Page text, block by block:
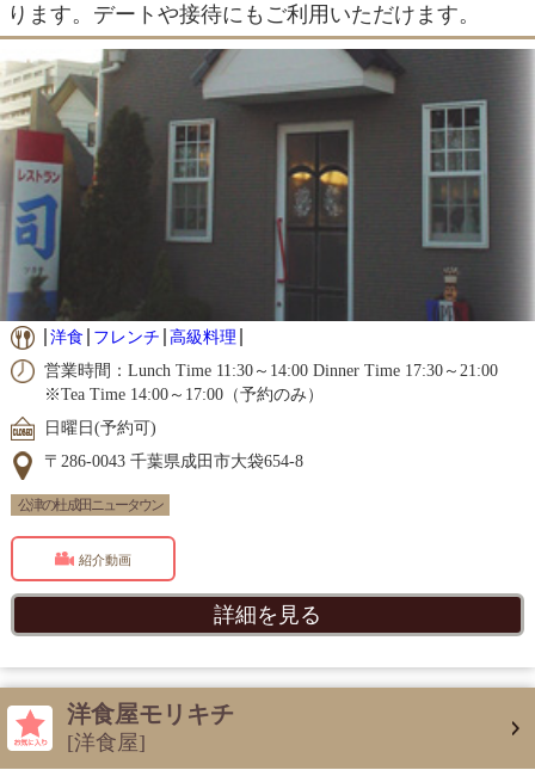
ります。デートや接待にもご利用いただけます。
洋食 フレンチ 高級料理
営業時間：Lunch Time 11:30～14:00 Dinner Time 17:30～21:00
※Tea Time 14:00～17:00（予約のみ）
日曜日(予約可)
〒286-0043 千葉県成田市大袋654-8
公津の杜 成田ニュータウン
紹介動画
詳細を見る
洋食屋モリキチ
[洋食屋]